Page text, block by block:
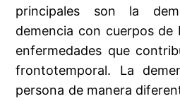
principales son la
demencia con cuerpos
enfermedades que
frontotemporal. La
persona de manera